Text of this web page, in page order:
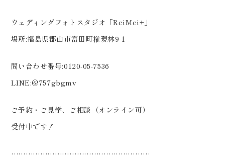
ウェディングフォトスタジオ「ReiMei+」
場所:福島県郡山市富田町権現林9-1
問い合わせ番号:0120-05-7536
LINE:@757gbgmv
ご予約・ご見学、ご相談（オンライン可）
受付中です！
…………………………………………………